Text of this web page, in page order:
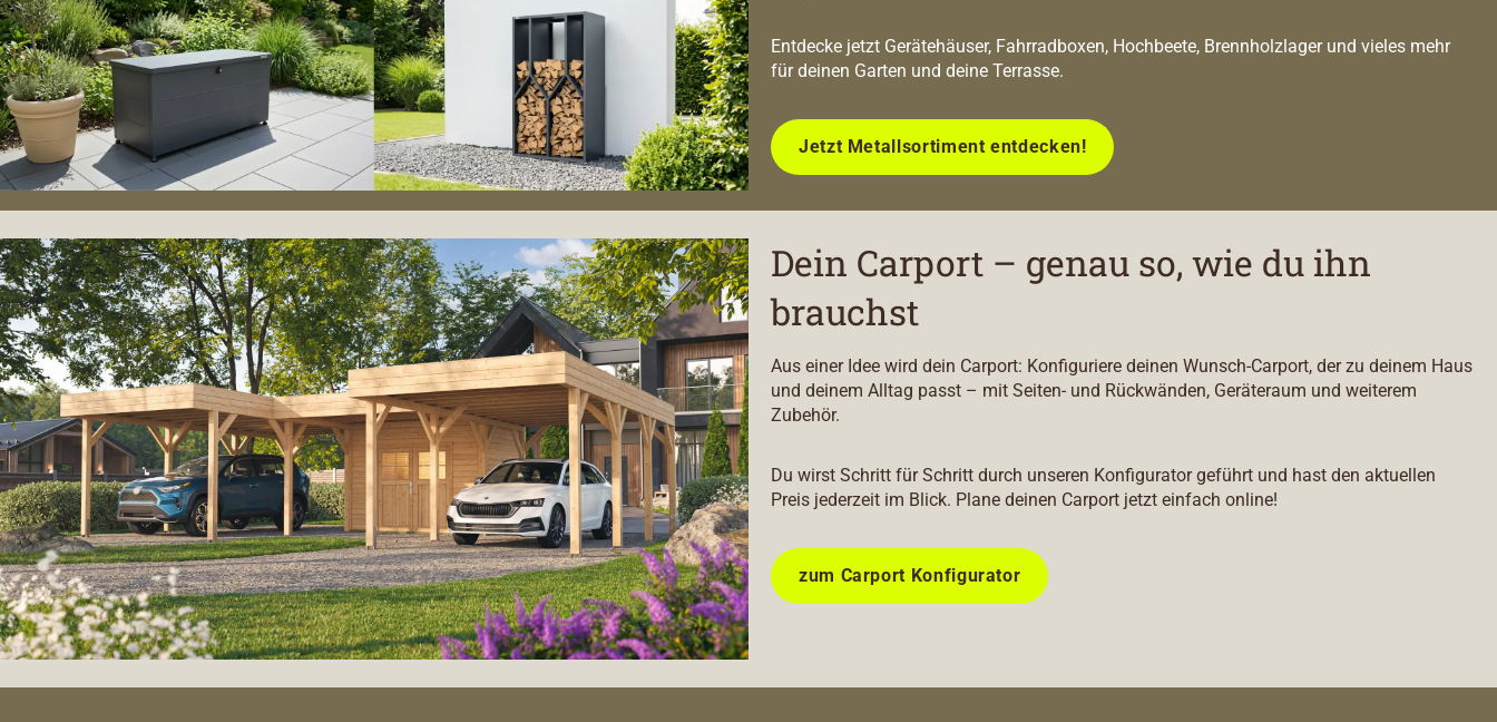
Entdecke jetzt Gerätehäuser, Fahrradboxen, Hochbeete, Brennholzlager und vieles mehr
für deinen Garten und deine Terrasse.
Jetzt Metallsortiment entdecken!
Dein Carport – genau so, wie du ihn
brauchst
Aus einer Idee wird dein Carport: Konfiguriere deinen Wunsch-Carport, der zu deinem Haus
und deinem Alltag passt – mit Seiten- und Rückwänden, Geräteraum und weiterem
Zubehör.
Du wirst Schritt für Schritt durch unseren Konfigurator geführt und hast den aktuellen
Preis jederzeit im Blick. Plane deinen Carport jetzt einfach online!
zum Carport Konfigurator